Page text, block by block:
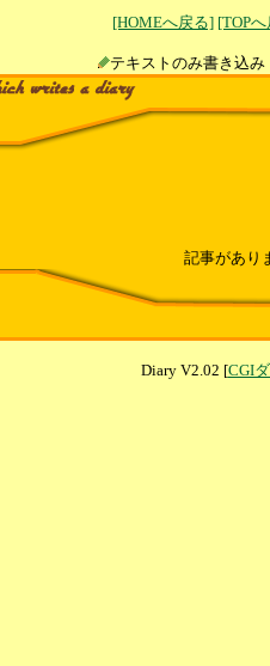
[HOMEへ戻る] [TOP
テキストのみ書
記事があり
Diary V2.02 [CGI